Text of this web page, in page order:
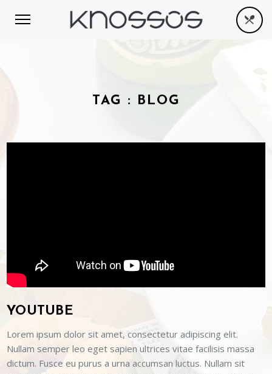
TAG : BLOG
YOUTUBE
Lorem ipsum dolor sit amet, consectetur adipiscing elit.
Nullam semper leo eget sapien ultrices vitae facilisis massa
dictum. Fusce eu purus a urna accumsan luctus. Nullam sit